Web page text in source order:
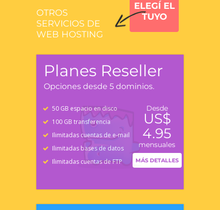
OTROS
SERVICIOS DE
WEB HOSTING
ELEGÍ EL
TUYO
Planes Reseller
Opciones desde 5 dominios.
50 GB espacio en disco
100 GB transferencia
Ilimitadas cuentas de e-mail
Ilimitadas bases de datos
Ilimitadas cuentas de FTP
Desde
US$
4.95
mensuales
MÁS DETALLES